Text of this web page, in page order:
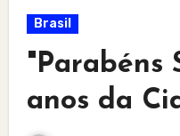
Brasil
"Parabéns
anos da